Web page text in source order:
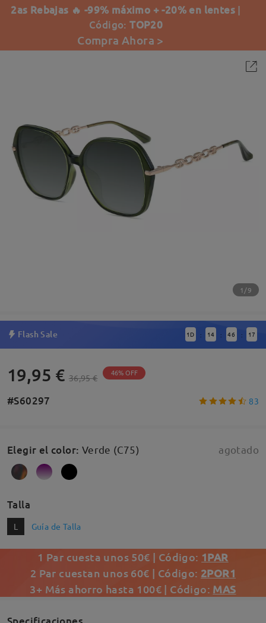
2as Rebajas 🔥 -99% máximo + -20% en lentes |
Código:TOP20
Compra Ahora >
1/9
Flash Sale 1 D : 14 : 46 : 17
19,95 € 36,95 € 46% OFF
#S60297 83
Elegir el color: Verde (C75) agotado
Talla
L Guía de Talla
1 Par cuesta unos 50€ | Código: 1PAR
2 Par cuestan unos 60€ | Código: 2POR1
3+ Más ahorro hasta 100€ | Código: MAS